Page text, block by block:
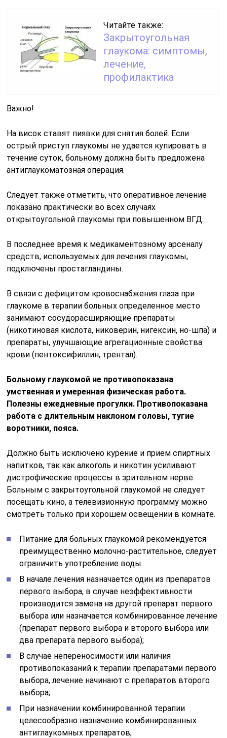
Читайте также:
Закрытоугольная
глаукома: симптомы,
лечение,
профилактика
Важно!
На висок ставят пиявки для снятия болей. Если
острый приступ глаукомы не удается купировать в
течение суток, больному должна быть предложена
антиглаукоматозная операция.
Следует также отметить, что оперативное лечение
показано практически во всех случаях
открытоугольной глаукомы при повышенном ВГД.
В последнее время к медикаментозному арсеналу
средств, используемых для лечения глаукомы,
подключены простагландины.
В связи с дефицитом кровоснабжения глаза при
глаукоме в терапии больных определенное место
занимают сосудорасширяющие препараты
(никотиновая кислота, никоверин, нигексин, но-шпа) и
препараты, улучшающие агрегационные свойства
крови (пентоксифиллин, трентал).
Больному глаукомой не противопоказана
умственная и умеренная физическая работа.
Полезны ежедневные прогулки. Противопоказана
работа с длительным наклоном головы, тугие
воротники, пояса.
Должно быть исключено курение и прием спиртных
напитков, так как алкоголь и никотин усиливают
дистрофические процессы в зрительном нерве.
Больным с закрытоугольной глаукомой не следует
посещать кино, а телевизионную программу можно
смотреть только при хорошем освещении в комнате.
Питание для больных глаукомой рекомендуется
преимущественно молочно-растительное, следует
ограничить употребление воды.
В начале лечения назначается один из препаратов
первого выбора, в случае неэффективности
производится замена на другой препарат первого
выбора или назначается комбинированное лечение
(препарат первого выбора и второго выбора или
два препарата первого выбора);
В случае непереносимости или наличия
противопоказаний к терапии препаратами первого
выбора, лечение начинают с препаратов второго
выбора;
При назначении комбинированной терапии
целесообразно назначение комбинированных
антиглаукомных препаратов;